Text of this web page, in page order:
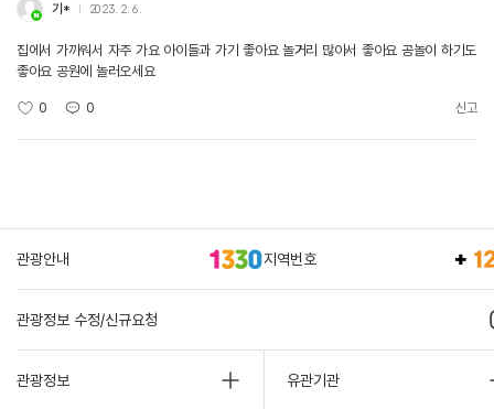
기* 2023. 2. 6.
집에서 가까워서 자주 가요 아이들과 가기 좋아요 놀거리 많아서 좋아요 공놀이 하기도
좋아요 공원에 놀러오세요
0 0 신고
관광안내 지역번호
관광정보 수정/신규요청
관광정보 유관기관